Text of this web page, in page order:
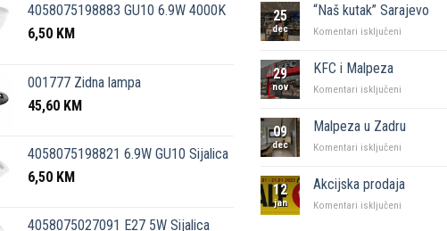
4058075198883 GU10 6.9W 4000K
6,50 KM
001777 Zidna lampa
45,60 KM
4058075198821 6.9W GU10 Sijalica
6,50 KM
4058075027091 E27 5W Sijalica
25
dec
“Naš kutak” Sarajevo
Komentari isključeni
29
nov
KFC i Malpeza
Komentari isključeni
Malpeza
09
dec
Malpeza u Zadru
Komentari isključeni
Zadru
12
jan
Akcijska prodaja
Komentari isključeni